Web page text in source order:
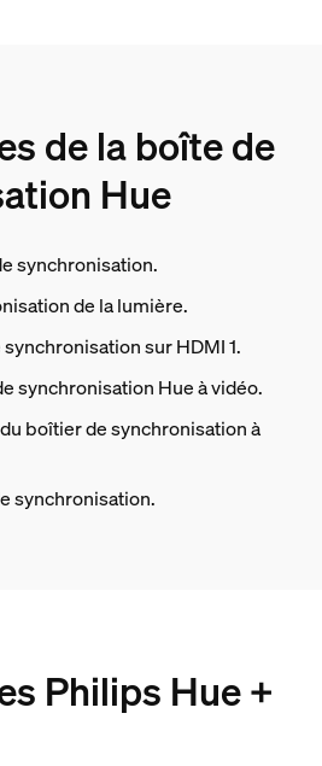
de la boîte de
Hue
synchronisation.
de la lumière.
sur HDMI 1.
synchronisation Hue à vidéo.
boîtier de synchronisation à
synchronisation.
Philips Hue +